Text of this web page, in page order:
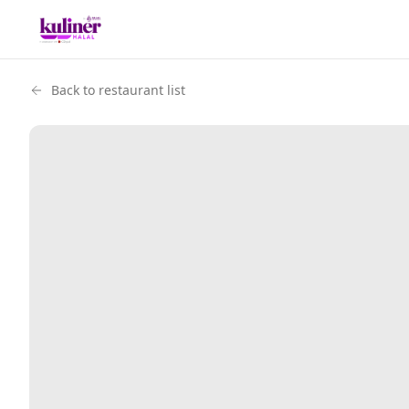
Back to restaurant list